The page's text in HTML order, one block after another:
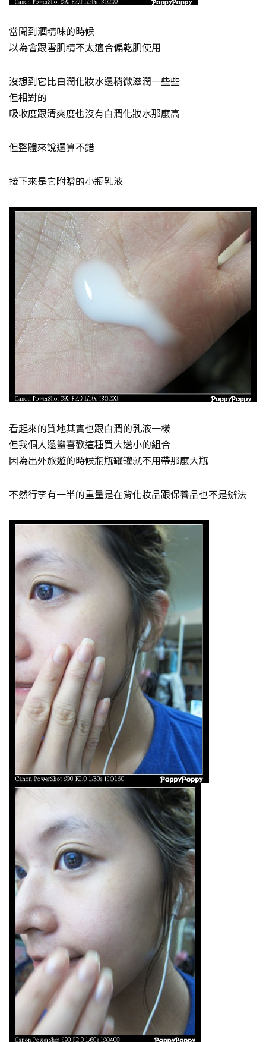
當聞到酒精味的時候
以為會跟雪肌精不太適合偏乾肌使用
沒想到它比白潤化妝水還稍微滋潤一些些
但相對的
吸收度跟清爽度也沒有白潤化妝水那麼高
但整體來說還算不錯
接下來是它附贈的小瓶乳液
看起來的質地其實也跟白潤的乳液一樣
但我個人還蠻喜歡這種買大送小的組合
因為出外旅遊的時候瓶瓶罐罐就不用帶那麼大瓶
不然行李有一半的重量是在背化妝品跟保養品也不是辦法